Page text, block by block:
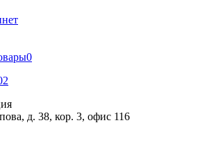
0
д. 38, кор. 3, офис 116